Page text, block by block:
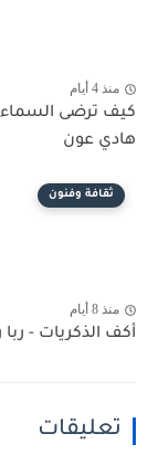
منذ 4 أيام
كيف ترضى
هادي عون
ثقافة وفنون
منذ 8 أيام
أكف الذكريات - ربا
تعليقات